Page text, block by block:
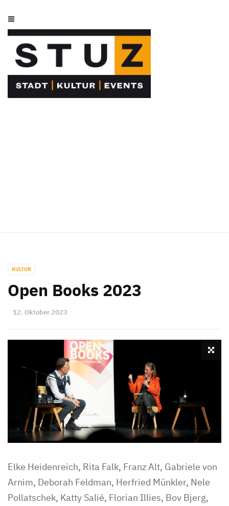
KULTUR
Open Books 2023
12. Oktober 2023
Elke Heidenreich, Rita Falk, Franz Alt, Gabriele von
Arnim, Deborah Feldman, Herfried Münkler, Nele
Pollatschek, Katty Salié, Florian Illies, Bov Bjerg,